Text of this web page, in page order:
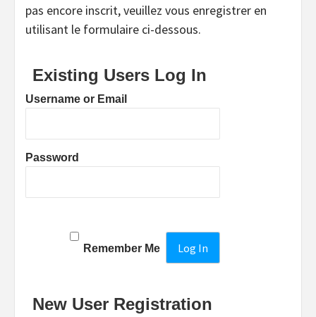
pas encore inscrit, veuillez vous enregistrer en
utilisant le formulaire ci-dessous.
Existing Users Log In
Username or Email
Password
Remember Me
New User Registration